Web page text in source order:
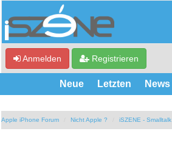
Anmelden Registrieren
Neue Letzten News
Apple iPhone Forum Nicht Apple ? iSZENE - Smalltalk